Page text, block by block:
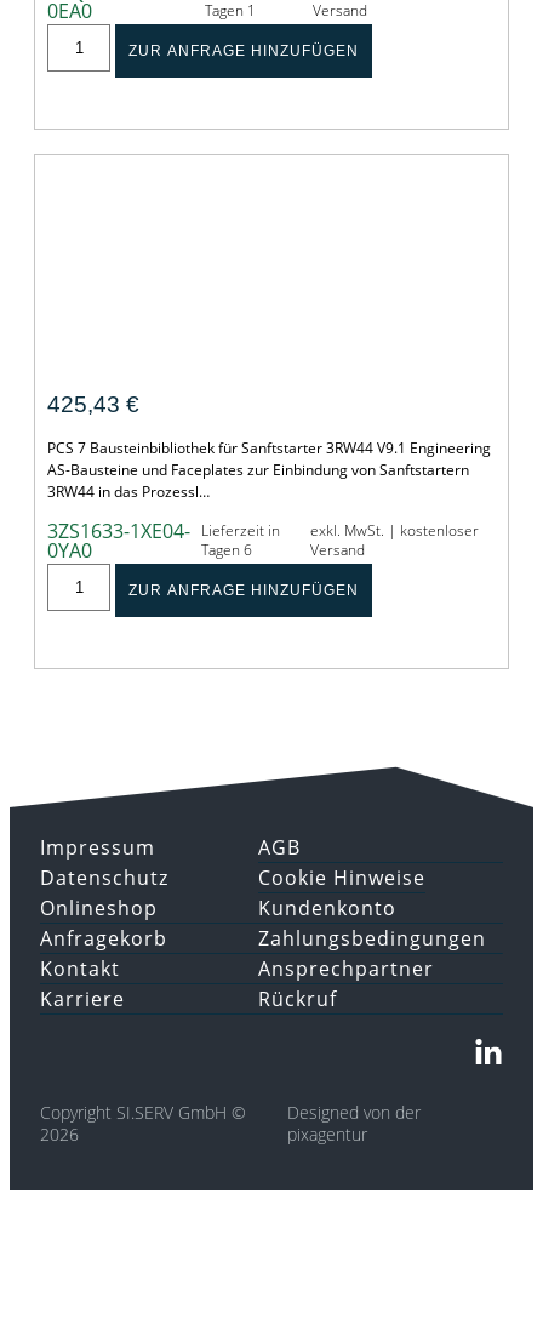
0EA0
Tagen 1
Versand
ZUR ANFRAGE HINZUFÜGEN
425,43 €
PCS 7 Bausteinbibliothek für Sanftstarter 3RW44 V9.1 Engineering
AS-Bausteine und Faceplates zur Einbindung von Sanftstartern
3RW44 in das Prozessl…
3ZS1633-1XE04-
0YA0
Lieferzeit in
Tagen 6
exkl. MwSt. | kostenloser
Versand
ZUR ANFRAGE HINZUFÜGEN
Impressum
Datenschutz
AGB
Cookie Hinweise
Onlineshop
Anfragekorb
Kundenkonto
Zahlungsbedingungen
Kontakt
Karriere
Ansprechpartner
Rückruf
Copyright SI.SERV GmbH ©
2026
Designed von der
pixagentur